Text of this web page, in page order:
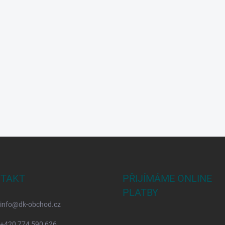
info@dk-obchod.cz
PŘIJÍMÁME ONLINE
PLATBY